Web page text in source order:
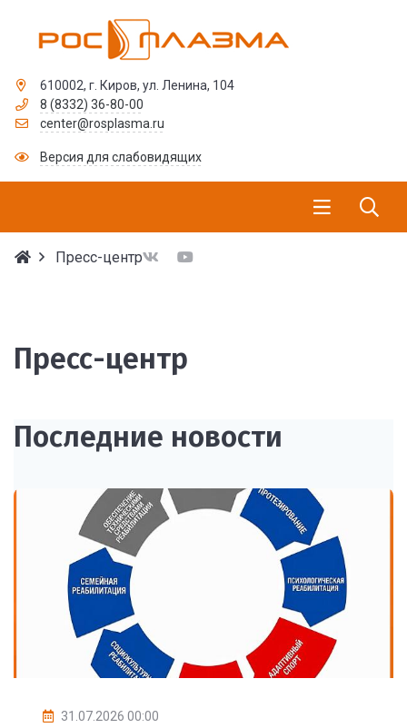
610002, г. Киров, ул. Ленина, 104
8 (8332) 36-80-00
center@rosplasma.ru
Версия для слабовидящих
Пресс-центр
Пресс-центр
Последние новости
31.07.2026 00:00